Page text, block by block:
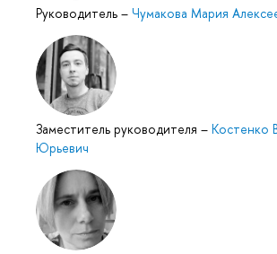
Руководитель – Чумакова Мария
Заместитель руководителя – Костенко
Юрьевич